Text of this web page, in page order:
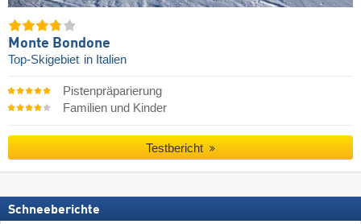
Monte Bondone
Top-Skigebiet in Italien
Pistenpräparierung
Familien und Kinder
Testbericht
Schneeberichte